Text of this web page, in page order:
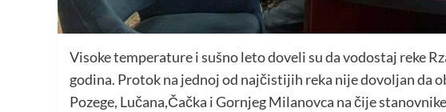
Visoke temperature i sušno leto doveli su da vodostaj reke
godina. Protok na jednoj od najčistijih reka nije dovoljan da
Pozege, Lučana,Čačka i Gornjeg Milanovca na čije